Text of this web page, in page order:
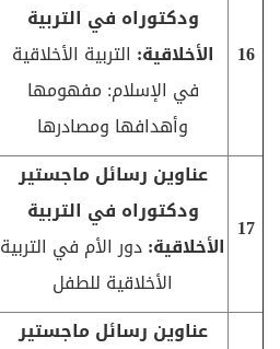
16
ودكتوراه في التربية
الأخلاقية: التربية الأخلاقية
في الإسلام: مفهومها
وأهدافها ومصادرها
17
عناوين رسائل ماجستير
ودكتوراه في التربية
الأخلاقية:دور الأم في التربية
الأخلاقية للطفل
عناوين رسائل ماجستير